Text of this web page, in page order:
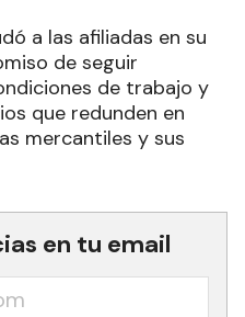
a las afiliadas en su
de seguir
de trabajo y
que redunden en
mercantiles y sus
en tu email